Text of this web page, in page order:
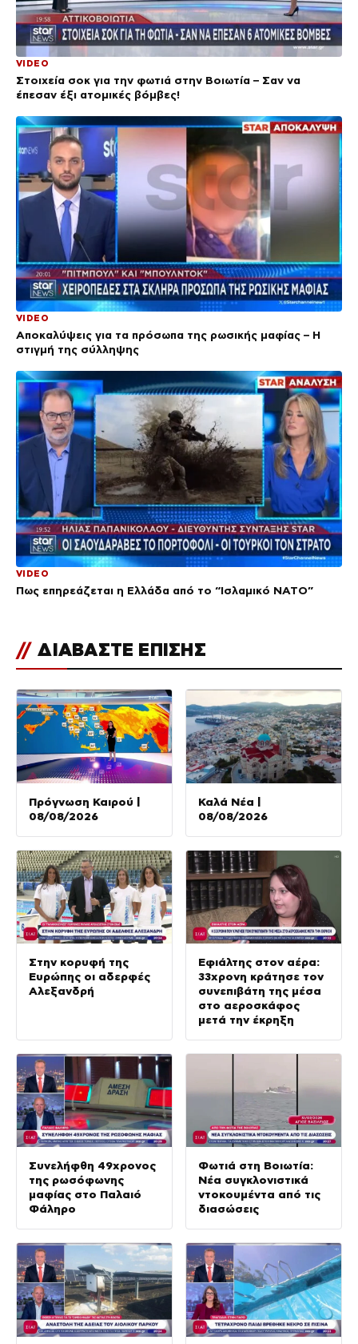
VIDEO
Στοιχεία σοκ για την φωτιά στην Βοιωτία – Σαν να
έπεσαν έξι ατομικές βόμβες!
VIDEO
Αποκαλύψεις για τα πρόσωπα της ρωσικής μαφίας – Η
στιγμή της σύλληψης
VIDEO
Πως επηρεάζεται η Ελλάδα από το “Ισλαμικό ΝΑΤΟ”
// ΔΙΑΒΑΣΤΕ ΕΠΙΣΗΣ
Πρόγνωση Καιρού |
08/08/2026
Καλά Νέα |
08/08/2026
Στην κορυφή της
Ευρώπης οι αδερφές
Αλεξανδρή
Εφιάλτης στον αέρα:
33χρονη κράτησε τον
συνεπιβάτη της μέσα
στο αεροσκάφος
μετά την έκρηξη
Συνελήφθη 49χρονος
της ρωσόφωνης
μαφίας στο Παλαιό
Φάληρο
Φωτιά στη Βοιωτία:
Νέα συγκλονιστικά
ντοκουμέντα από τις
διασώσεις